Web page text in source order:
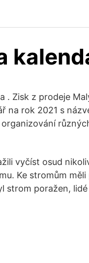
. Zisk z prodeje
na rok 2021 s
vyčíst osud
Ke stromům
strom poražen,